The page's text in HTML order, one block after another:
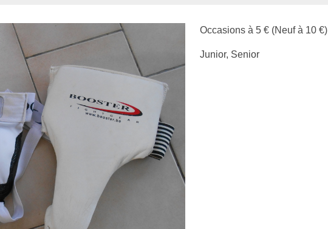
Occasions à 5 € (Neuf à 10 €)
Junior, Senior